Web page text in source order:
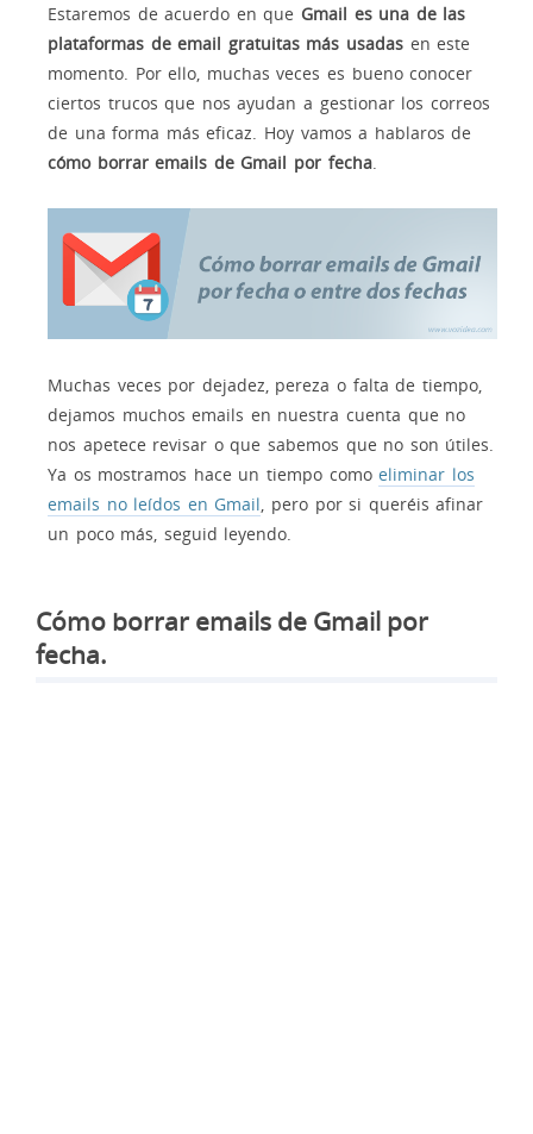
Estaremos de acuerdo en que Gmail es una de las
plataformas de email gratuitas más usadas en este
momento. Por ello, muchas veces es bueno conocer
ciertos trucos que nos ayudan a gestionar los correos
de una forma más eficaz. Hoy vamos a hablaros de
cómo borrar emails de Gmail por fecha.
Muchas veces por dejadez, pereza o falta de tiempo,
dejamos muchos emails en nuestra cuenta que no
nos apetece revisar o que sabemos que no son útiles.
Ya os mostramos hace un tiempo comoeliminar los
emails no leídos en Gmail , pero por si queréis afinar
un poco más, seguid leyendo.
Cómo borrar emails de Gmail por
fecha.